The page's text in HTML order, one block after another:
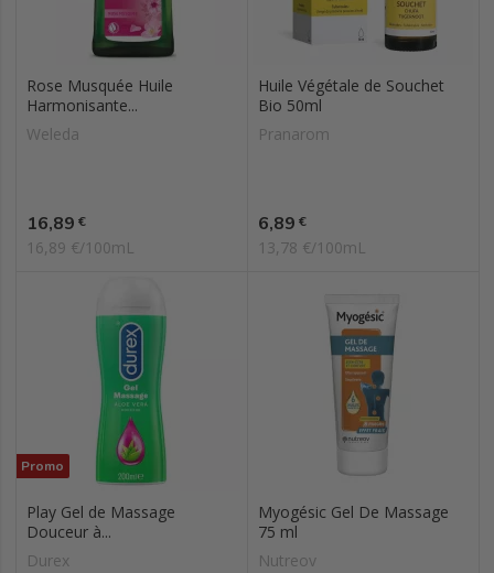
Rose Musquée Huile
Harmonisante...
Weleda
Prix
16,89 €
16,89 €/100mL
Huile Végétale de Souchet
Bio 50ml
Pranarom
Prix
6,89 €
13,78 €/100mL
Promo
Play Gel de Massage
Douceur à...
Durex
Myogésic Gel De Massage
75 ml
Nutreov